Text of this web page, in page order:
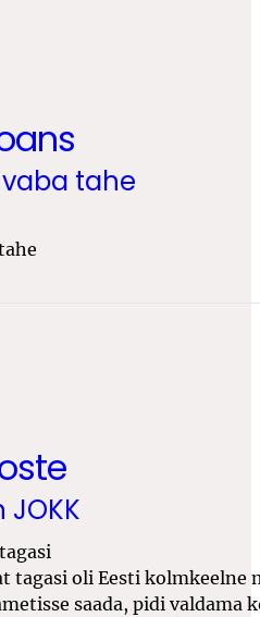
tahe
JOKK
tagasi oli Eesti kolmkeelne
saada, pidi valdama